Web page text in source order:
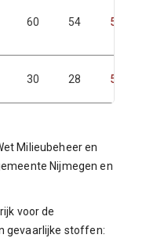
60 54 50
30 28 51
Milieubeheer en
Nijmegen en
voor de
gevaarlijke stoffen: